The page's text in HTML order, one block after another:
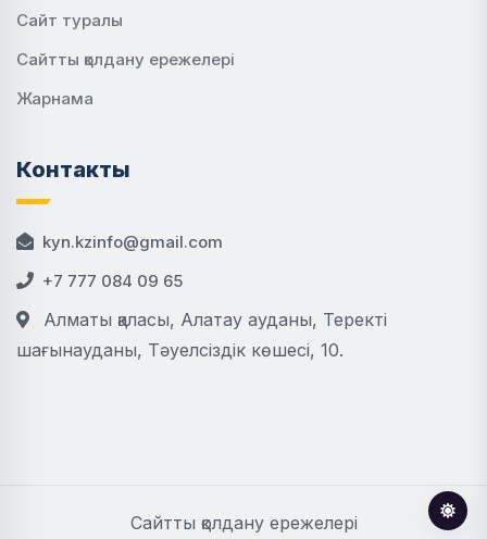
Сайт туралы
Сайтты қолдану ережелері
Жарнама
Контакты
kyn.kzinfo@gmail.com
+7 777 084 09 65
Алматы қаласы, Алатау ауданы, Теректі
шағынауданы, Тәуелсіздік көшесі, 10.
Сайтты қолдану ережелері